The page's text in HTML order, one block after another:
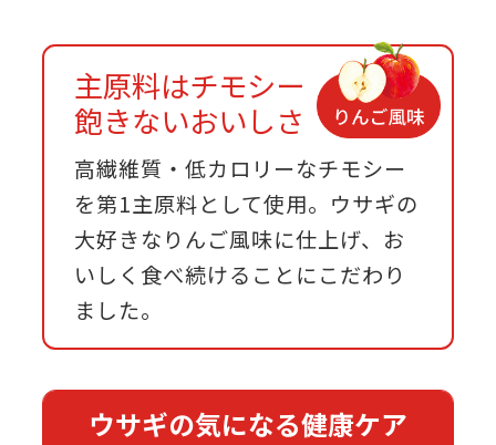
主原料はチモシー
飽きないおいしさ
高繊維質・低カロリーなチモシー
を第1主原料として使用。ウサギの
大好きなりんご風味に仕上げ、お
いしく食べ続けることにこだわり
ました。
ウサギの気になる健康ケア